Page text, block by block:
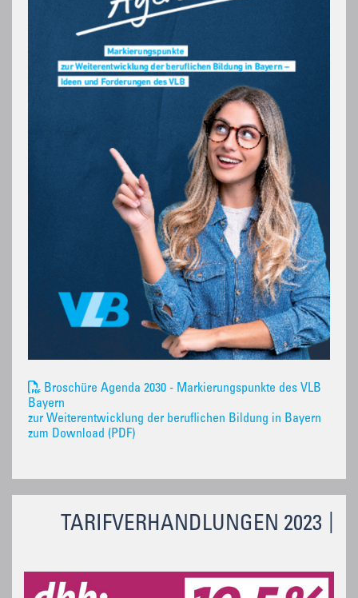
TARIFVERHANDLUNGEN 2023
Broschüre Agenda 2030 - Markierungspunkte des VLB
Bayern
zur Weiterentwicklung der beruflichen Bildung in Bayern
zum Download (PDF)